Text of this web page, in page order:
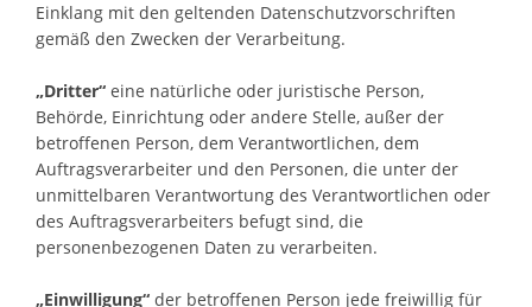
Einklang mit den geltenden Datenschutzvorschriften
gemäß den Zwecken der Verarbeitung.
„Dritter“ eine natürliche oder juristische Person,
Behörde, Einrichtung oder andere Stelle, außer der
betroffenen Person, dem Verantwortlichen, dem
Auftragsverarbeiter und den Personen, die unter der
unmittelbaren Verantwortung des Verantwortlichen oder
des Auftragsverarbeiters befugt sind, die
personenbezogenen Daten zu verarbeiten.
„Einwilligung“ der betroffenen Person jede freiwillig für